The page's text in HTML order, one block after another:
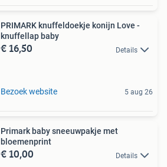
PRIMARK knuffeldoekje konijn Love -
knuffellap baby
€ 16,50 Details
Bezoek website 5 aug 26
Primark baby sneeuwpakje met
bloemenprint
€ 10,00 Details